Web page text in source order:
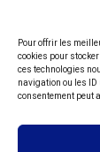
Pour offrir les
cookies pour
ces technologies
navigation ou les
consentement peut
Bujaleuf,
,